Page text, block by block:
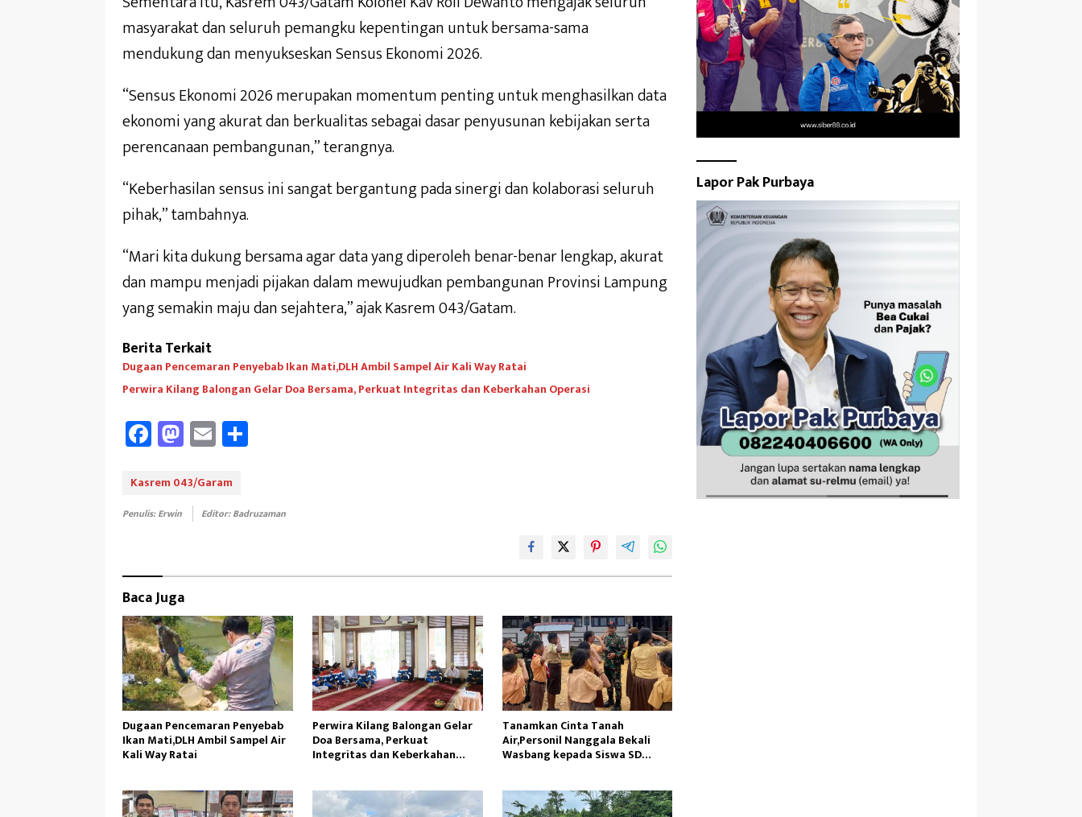
masyarakat dan seluruh pemangku kepentingan untuk bersama-sama
mendukung dan menyukseskan Sensus Ekonomi 2026.
“Sensus Ekonomi 2026 merupakan momentum penting untuk menghasilkan data
ekonomi yang akurat dan berkualitas sebagai dasar penyusunan kebijakan serta
perencanaan pembangunan,” terangnya.
“Keberhasilan sensus ini sangat bergantung pada sinergi dan kolaborasi seluruh
pihak,” tambahnya.
“Mari kita dukung bersama agar data yang diperoleh benar-benar lengkap, akurat
dan mampu menjadi pijakan dalam mewujudkan pembangunan Provinsi Lampung
yang semakin maju dan sejahtera,” ajak Kasrem 043/Gatam.
Berita Terkait
Dugaan Pencemaran Penyebab Ikan Mati,DLH Ambil Sampel Air Kali Way Ratai
Perwira Kilang Balongan Gelar Doa Bersama, Perkuat Integritas dan Keberkahan Operasi
Fa
ce
b
oo
M
as
to
d
E
m
ail
Kasrem 043/Garam
Penulis: Erwin Editor: Badruzaman
Baca Juga
Dugaan Pencemaran Penyebab
Ikan Mati,DLH Ambil Sampel Air
Kali Way Ratai
Perwira Kilang Balongan Gelar
Doa Bersama, Perkuat
Integritas dan Keberkahan
Tanamkan Cinta Tanah
Air,Personil Nanggala Bekali
Wasbang kepada Siswa SD
Lapor Pak Purbaya